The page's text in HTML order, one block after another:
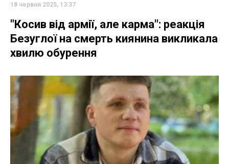
18 червня 2025, 13:37
"Косив від армії, але карма": реакція
Безуглої на смерть киянина викликала
хвилю обурення